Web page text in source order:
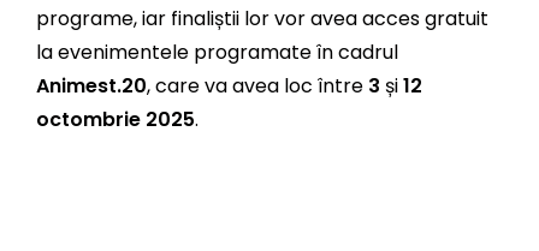
programe, iar finaliștii lor vor avea acces gratuit
la evenimentele programate în cadrul
Animest.20, care va avea loc între 3 și12
octombrie 2025.